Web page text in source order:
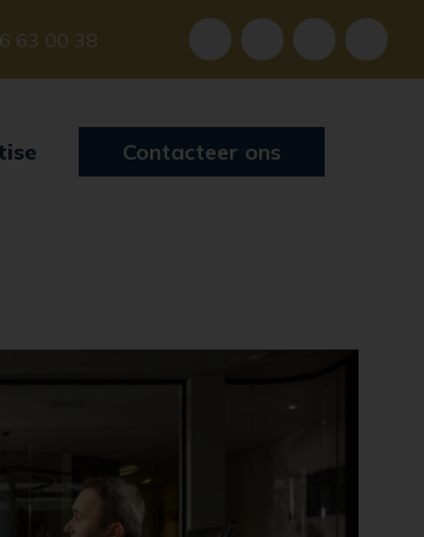
63 00 38
Contacteer ons